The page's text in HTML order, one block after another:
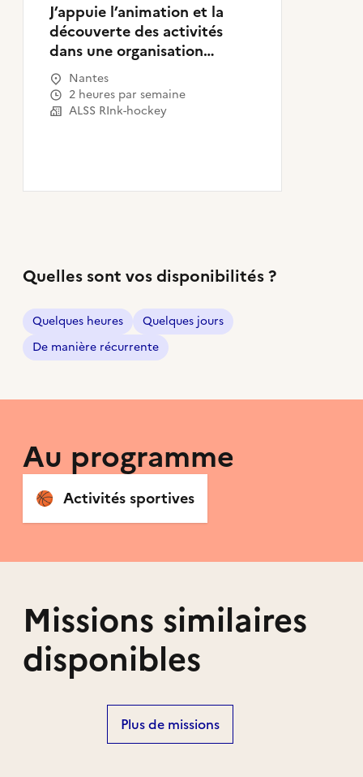
J’appuie l’animation et la
découverte des activités
dans une organisation
sportive
Nantes
2 heures par semaine
ALSS RInk-hockey
Quelles sont vos disponibilités ?
Quelques heures
Quelques jours
De manière récurrente
Au programme
🏀 Activités sportives
Missions similaires
disponibles
Plus de missions